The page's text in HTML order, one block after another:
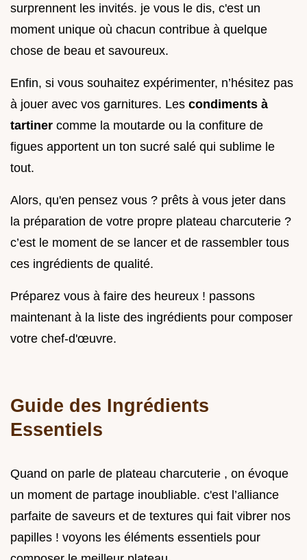
surprennent les invités. je vous le dis, c'est un
moment unique où chacun contribue à quelque
chose de beau et savoureux.
Enfin, si vous souhaitez expérimenter, n’hésitez pas
à jouer avec vos garnitures. Les condiments à
tartiner comme la moutarde ou la confiture de
figues apportent un ton sucré salé qui sublime le
tout.
Alors, qu'en pensez vous ? prêts à vous jeter dans
la préparation de votre propre plateau charcuterie ?
c’est le moment de se lancer et de rassembler tous
ces ingrédients de qualité.
Préparez vous à faire des heureux ! passons
maintenant à la liste des ingrédients pour composer
votre chef-d'œuvre.
Guide des Ingrédients
Essentiels
Quand on parle de plateau charcuterie , on évoque
un moment de partage inoubliable. c'est l’alliance
parfaite de saveurs et de textures qui fait vibrer nos
papilles ! voyons les éléments essentiels pour